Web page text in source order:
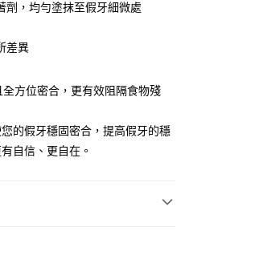
才付款」的支付方式。 讓您購物簡單
、不需儲值。
付款。
」後，將跳轉至「AFTEE先享後
金額後，即可完成結帳。
此簡訊中的連結，可透過四大超商
款，方視為交易完成。
運費
運費
劑，均勻塗抹至假牙細微處
差異
方位密合，更有效阻隔食物殘
的假牙穩固密合，提高假牙的穩
自信、更自在。